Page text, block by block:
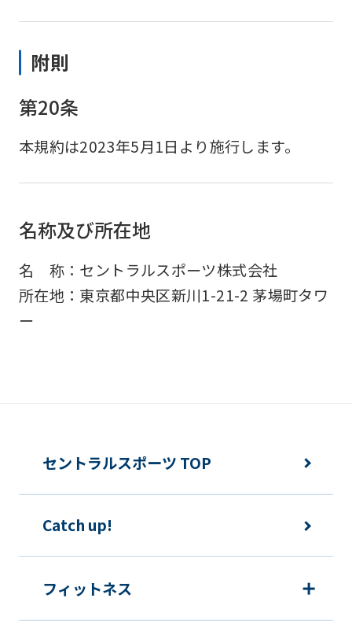
附則
第20条
本規約は2023年5月1日より施行します。
名称及び所在地
名 称：セントラルスポーツ株式会社
所在地：東京都中央区新川1-21-2 茅場町タワ
ー
セントラルスポーツ TOP
Catch up!
フィットネス